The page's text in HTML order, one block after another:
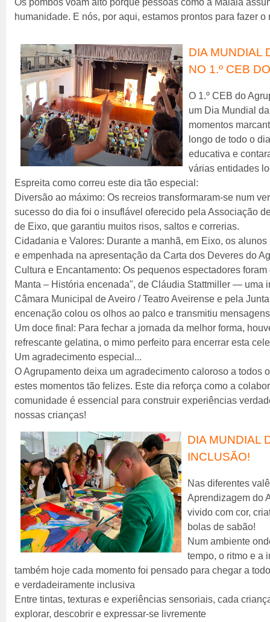
Os pombos voam alto porque pessoas como a Malala
humanidade. E nós, por aqui, estamos prontos para fazer
DIA MUNDIAL
NO 1.º CEB
O 1.º CEB do
um Dia Mundial
momentos
longo de todo o
educativa e
várias entidades
Espreita como correu este dia tão especial:
Diversão ao máximo: Os recreios transformaram-se num
sucesso do dia foi o insuflável oferecido pela Associação
de Eixo, que garantiu muitos risos, saltos e correrias.
Cidadania e Valores: Durante a manhã, em Eixo, os
e empenhada na apresentação da Carta dos Deveres do
Cultura e Encantamento: Os pequenos espectadores
Manta – História encenada", de Cláudia Stattmiller — uma
Câmara Municipal de Aveiro / Teatro Aveirense e pela
encenação colou os olhos ao palco e transmitiu
Um doce final: Para fechar a jornada da melhor forma,
refrescante gelatina, o mimo perfeito para encerrar esta
Um agradecimento especial...
O Agrupamento deixa um agradecimento caloroso a todos
estes momentos tão felizes. Este dia reforça como a
comunidade é essencial para construir experiências
nossas crianças!
DIA MUNDIAL
INCLUSÃO!
Nas diferentes
Aprendizagem do
vivido com cor,
bolas de sabão!
Num ambiente
tempo, o ritmo e a
também hoje cada momento foi pensado para chegar a
e verdadeiramente inclusiva
Entre tintas, texturas e experiências sensoriais, cada
explorar, descobrir e expressar-se livremente